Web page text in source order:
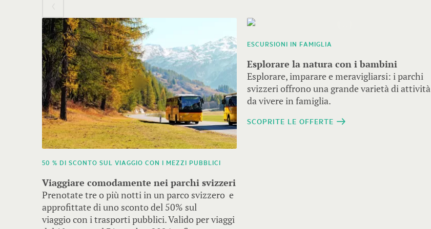
Utilizzare
i
tasti
freccia
per
navigare.
Viaggiare comodamente nei parchi svizzeri
50 % DI SCONTO SUL VIAGGIO CON I MEZZI PUBBLICI
Prenotate tre o più notti in un parco svizzero e
approfittate di uno sconto del 50% sul
viaggio con i trasporti pubblici. Valido per viaggi
Esplorare la natura con i bambini
ESCURSIONI IN FAMIGLIA
Esplorare, imparare e meravigliarsi: i parchi
svizzeri offrono una grande varietà di attività
da vivere in famiglia.
SCOPRITE LE OFFERTE